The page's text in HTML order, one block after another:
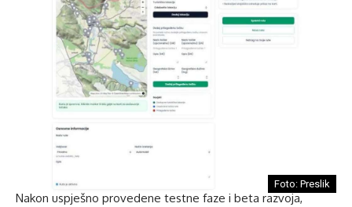
Foto: Preslik
Nakon uspješno provedene testne faze i beta razvoja,